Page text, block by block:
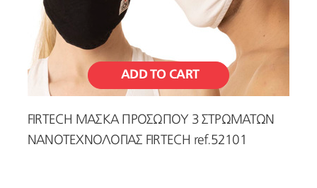
ADD TO CART
FIRTECH ΜΑΣΚΑ ΠΡΟΣΩΠΟΥ 3 ΣΤΡΩΜΑΤΩΝ
ΝΑΝΟΤΕΧΝΟΛΟΓΙΑΣ FIRTECH ref.52101